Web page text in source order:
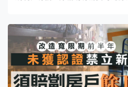
在現有過渡房屋預留一定單位數
房租客因為條例受影響，短期可